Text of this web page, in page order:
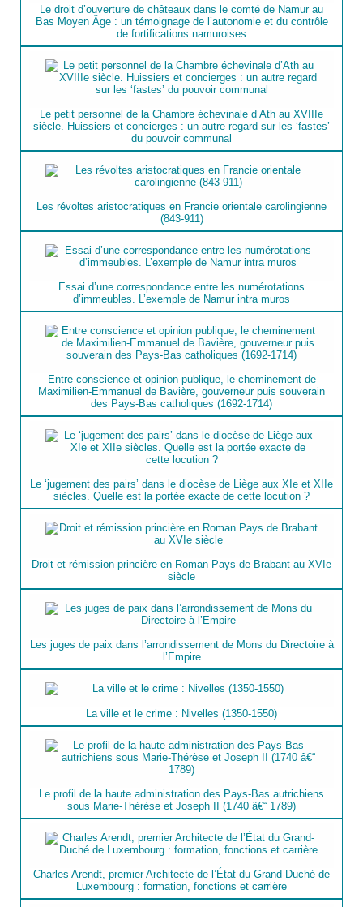
Le droit d’ouverture de châteaux dans le comté de Namur au
Bas Moyen Âge : un témoignage de l’autonomie et du contrôle
de fortifications namuroises
Le petit personnel de la Chambre échevinale d’Ath au XVIIIe
siècle. Huissiers et concierges : un autre regard sur les ‘fastes’
du pouvoir communal
Les révoltes aristocratiques en Francie orientale carolingienne
(843-911)
Essai d’une correspondance entre les numérotations
d’immeubles. L’exemple de Namur intra muros
Entre conscience et opinion publique, le cheminement de
Maximilien-Emmanuel de Bavière, gouverneur puis souverain
des Pays-Bas catholiques (1692-1714)
Le ‘jugement des pairs’ dans le diocèse de Liège aux XIe et XIIe
siècles. Quelle est la portée exacte de cette locution ?
Droit et rémission princière en Roman Pays de Brabant au XVIe
siècle
Les juges de paix dans l’arrondissement de Mons du Directoire à
l’Empire
La ville et le crime : Nivelles (1350-1550)
Le profil de la haute administration des Pays-Bas autrichiens
sous Marie-Thérèse et Joseph II (1740 â€“ 1789)
Charles Arendt, premier Architecte de l’État du Grand-Duché de
Luxembourg : formation, fonctions et carrière